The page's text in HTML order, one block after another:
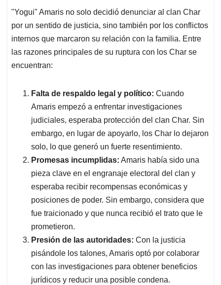
"Yogui" Amaris no solo decidió denunciar al clan Char
por un sentido de justicia, sino también por los conflictos
internos que marcaron su relación con la familia. Entre
las razones principales de su ruptura con los Char se
encuentran:
Falta de respaldo legal y político: Cuando
Amaris empezó a enfrentar investigaciones
judiciales, esperaba protección del clan Char. Sin
embargo, en lugar de apoyarlo, los Char lo dejaron
solo, lo que generó un fuerte resentimiento.
Promesas incumplidas: Amaris había sido una
pieza clave en el engranaje electoral del clan y
esperaba recibir recompensas económicas y
posiciones de poder. Sin embargo, considera que
fue traicionado y que nunca recibió el trato que le
prometieron.
Presión de las autoridades: Con la justicia
pisándole los talones, Amaris optó por colaborar
con las investigaciones para obtener beneficios
jurídicos y reducir una posible condena.